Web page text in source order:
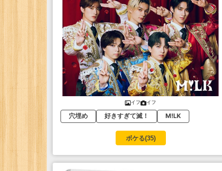
イフ イフ
穴埋め 好きすぎて滅！ M!LK
ボケる(35)